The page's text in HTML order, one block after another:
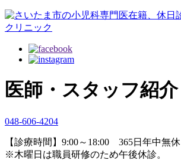
医師・スタッフ紹介
048-606-4204
【診療時間】9:00～18:00 365日年中無休
※木曜日は職員研修のため午後休診。